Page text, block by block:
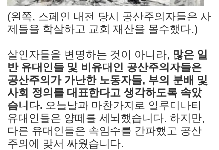
(왼쪽, 스페인 내전 당시 공산주의자들은 사
제들을 학살하고 교회 재산을 몰수했다.)
살인자들을 변명하는 것이 아니라, 많은 일
반 유대인들 및 비유대인 공산주의자들은
공산주의가 가난한 노동자들, 부의 분배 및
사회 정의를 대표한다고 생각하도록 속았
습니다. 오늘날과 마찬가지로 일루미나티
유대인들은 양떼를 세뇌했습니다. 하지만,
다른 유대인들은 속임수를 간파했고 공산
주의에 맞서 싸웠습니다.